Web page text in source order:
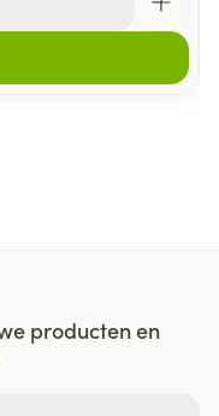
producten en